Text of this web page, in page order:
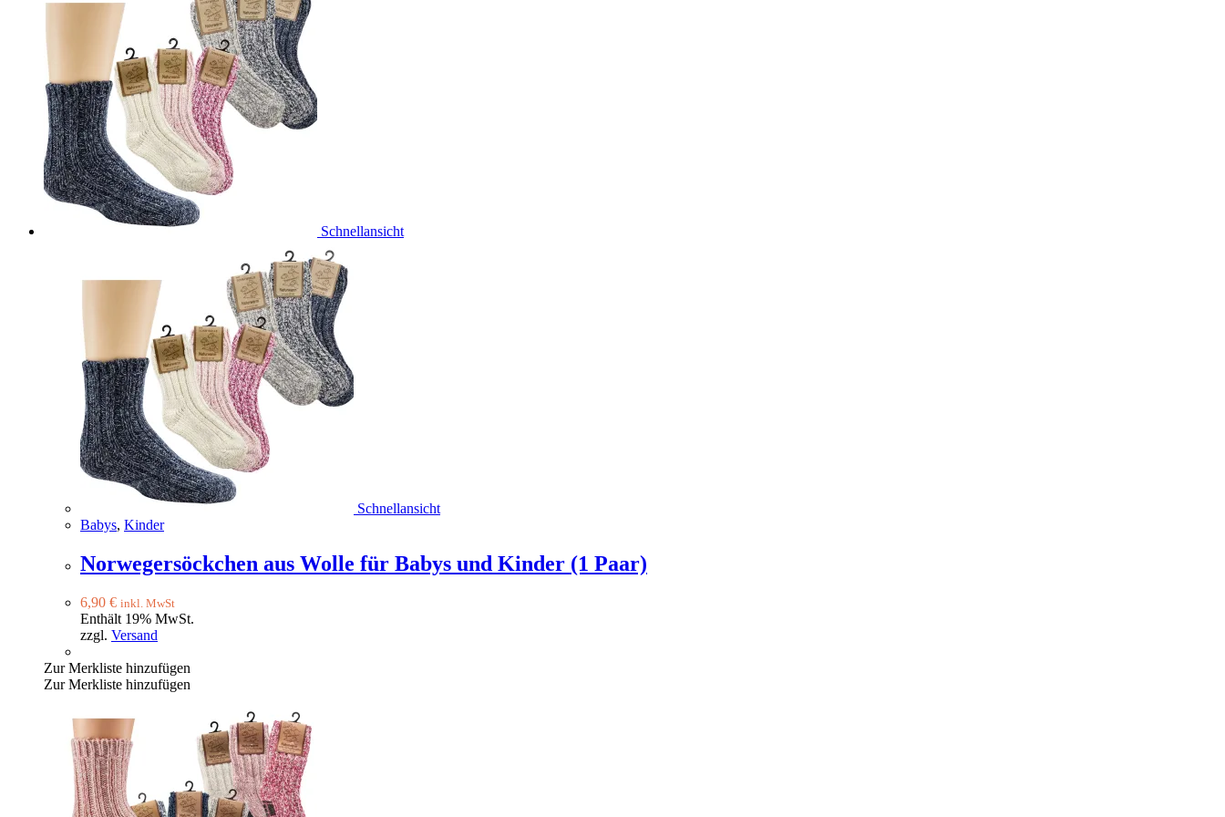
Schnellansicht
Schnellansicht
Babys, Kinder
Norwegersöckchen aus Wolle für Babys und Kinder (1 Paar)
6,90 € inkl. MwSt
Enthält 19% MwSt.
zzgl. Versand
Zur Merkliste hinzufügen
Zur Merkliste hinzufügen